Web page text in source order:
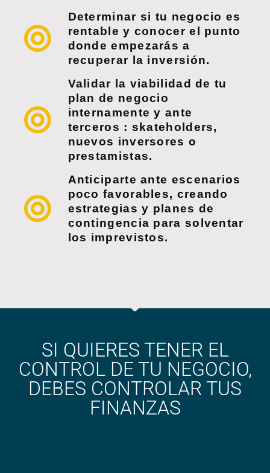
Determinar si tu negocio es
rentable y conocer el punto
donde empezarás a
recuperar la inversión.
Validar la viabilidad de tu
plan de negocio
internamente y ante
terceros : skateholders,
nuevos inversores o
prestamistas.
Anticiparte ante escenarios
poco favorables, creando
estrategias y planes de
contingencia para solventar
los imprevistos.
SI QUIERES TENER EL
CONTROL DE TU NEGOCIO,
DEBES CONTROLAR TUS
FINANZAS